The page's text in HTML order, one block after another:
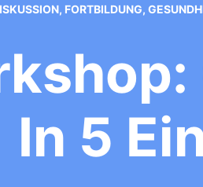
, FORTBILDUNG,
In 5